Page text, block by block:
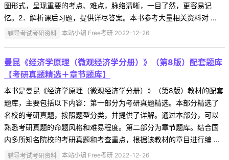
图形式，呈现重要的考点、难点，脉络清晰，一目了然，更容易记
忆。2．解析课后习题，提供详尽答案。本书参考大量相关资料对 ...
辅导考试考研资料 本站小编 Free考研 2022-12-26
曼昆《经济学原理（微观经济学分册）》（第8版）配套题库
【考研真题精选＋章节题库】
本书是曼昆《经济学原理（微观经济学分册）》（第8版）教材的配套
题库，主要包括以下内容：第一部分为考研真题精选。本部分精选了
名校的考研真题，按照题型分类，并提供了详解。通过本部分，可以
熟悉考研真题的命题风格和难易程度。第二部分为章节题库。结合国
内多所知名院校的考研真题和考查重点，根据该教材的章目进行编 ...
辅导考试考研资料 本站小编 Free考研 2022-12-26